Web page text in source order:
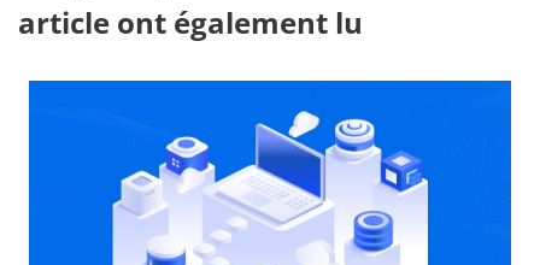
article ont également lu